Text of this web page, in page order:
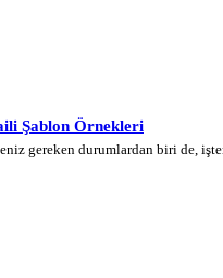
Şablon Örnekleri
gereken durumlardan biri de,